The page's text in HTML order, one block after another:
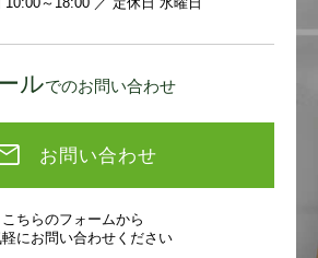
ルでのお問い合わせ
お問い合わせ
こちらのフォームから
軽にお問い合わせください